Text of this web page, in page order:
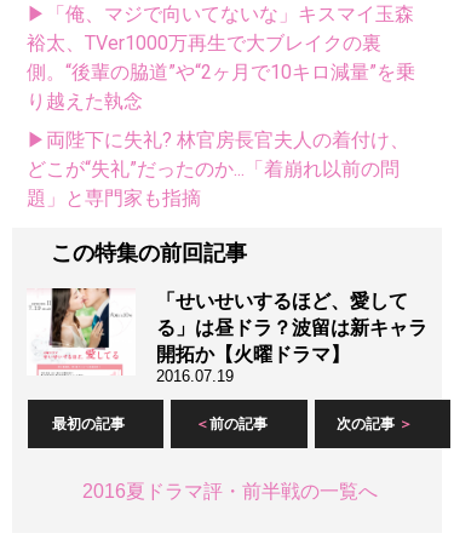
▶「俺、マジで向いてないな」キスマイ玉森
裕太、TVer1000万再生で大ブレイクの裏
側。“後輩の脇道”や“2ヶ月で10キロ減量”を乗
り越えた執念
▶両陛下に失礼? 林官房長官夫人の着付け、
どこが“失礼”だったのか...「着崩れ以前の問
題」と専門家も指摘
この特集の前回記事
「せいせいするほど、愛して
る」は昼ドラ？波留は新キャラ
開拓か【火曜ドラマ】
2016.07.19
最初の記事 前の記事 次の記事
2016夏ドラマ評・前半戦の一覧へ